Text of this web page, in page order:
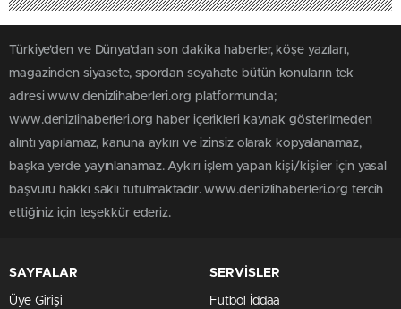
Türkiye'den ve Dünya’dan son dakika haberler, köşe yazıları,
magazinden siyasete, spordan seyahate bütün konuların tek
adresi www.denizlihaberleri.org platformunda;
www.denizlihaberleri.org haber içerikleri kaynak gösterilmeden
alıntı yapılamaz, kanuna aykırı ve izinsiz olarak kopyalanamaz,
başka yerde yayınlanamaz. Aykırı işlem yapan kişi/kişiler için yasal
başvuru hakkı saklı tutulmaktadır. www.denizlihaberleri.org tercih
ettiğiniz için teşekkür ederiz.
SAYFALAR
Üye Girişi
SERVİSLER
Futbol İddaa